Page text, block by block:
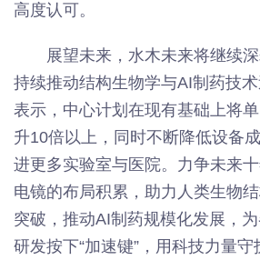
高度认可。
展望未来，水木未来将继续
持续推动结构生物学与AI制药技
表示，中心计划在现有基础上将
升10倍以上，同时不断降低设备
进更多实验室与医院。力争未来
电镜的布局积累，助力人类生物
突破，推动AI制药规模化发展，
研发按下“加速键”，用科技力量守